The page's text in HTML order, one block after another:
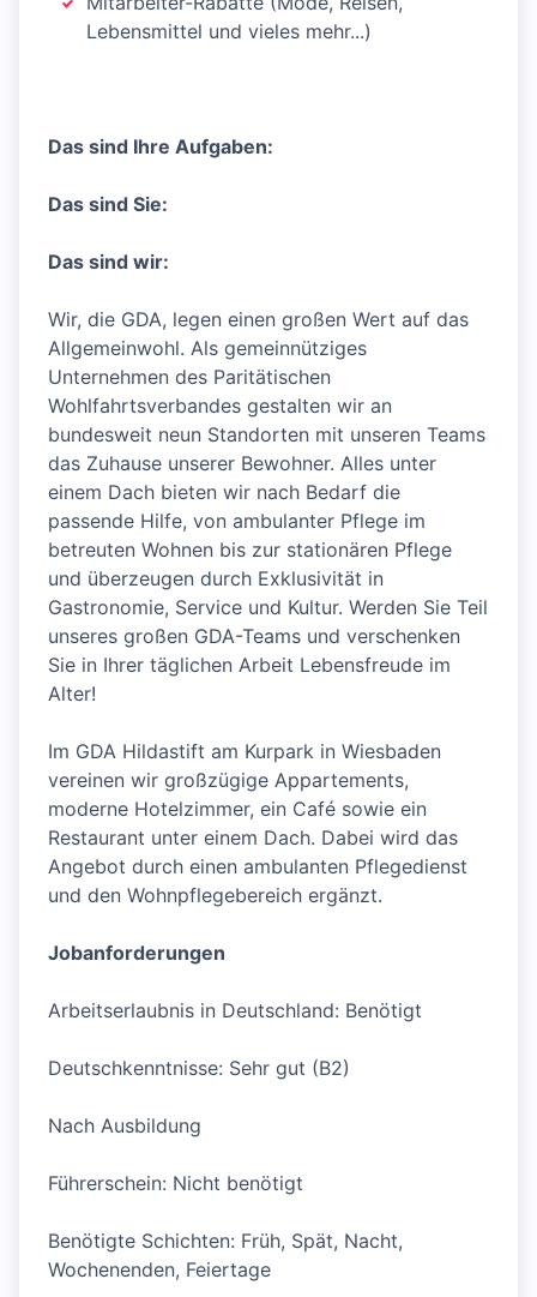
Lebensmittel und vieles mehr...)
Das sind Ihre Aufgaben:
Das sind Sie:
Das sind wir:
Wir, die GDA, legen einen großen Wert auf das
Allgemeinwohl. Als gemeinnütziges
Unternehmen des Paritätischen
Wohlfahrtsverbandes gestalten wir an
bundesweit neun Standorten mit unseren Teams
das Zuhause unserer Bewohner. Alles unter
einem Dach bieten wir nach Bedarf die
passende Hilfe, von ambulanter Pflege im
betreuten Wohnen bis zur stationären Pflege
und überzeugen durch Exklusivität in
Gastronomie, Service und Kultur. Werden Sie Teil
unseres großen GDA-Teams und verschenken
Sie in Ihrer täglichen Arbeit Lebensfreude im
Alter!
Im GDA Hildastift am Kurpark in Wiesbaden
vereinen wir großzügige Appartements,
moderne Hotelzimmer, ein Café sowie ein
Restaurant unter einem Dach. Dabei wird das
Angebot durch einen ambulanten Pflegedienst
und den Wohnpflegebereich ergänzt.
Jobanforderungen
Arbeitserlaubnis in Deutschland: Benötigt
Deutschkenntnisse: Sehr gut (B2)
Nach Ausbildung
Führerschein: Nicht benötigt
Benötigte Schichten: Früh, Spät, Nacht,
Wochenenden, Feiertage